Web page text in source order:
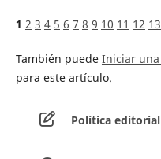
1 2 3 4 5 6 7 8 9 10 11 12 13
También puede Iniciar
para este artículo.
Política editorial